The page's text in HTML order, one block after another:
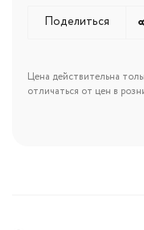
Поделиться
Цена действительна
отличаться от цен в